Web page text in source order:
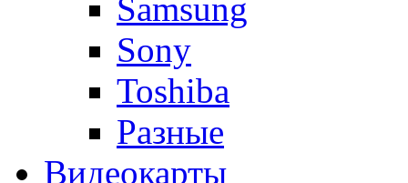
Samsung
Sony
Toshiba
Разные
Видеокарты